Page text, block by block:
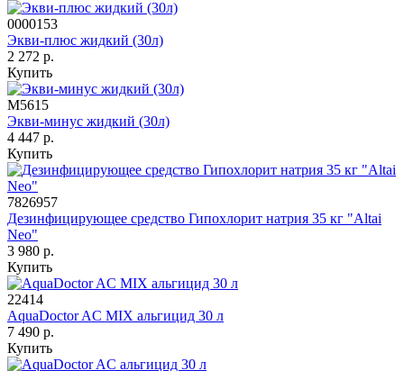
0000153
Экви-плюс жидкий (30л)
2 272 р.
Купить
М5615
Экви-минус жидкий (30л)
4 447 р.
Купить
7826957
Дезинфицирующее средство Гипохлорит натрия 35 кг "Altai
Neo"
3 980 р.
Купить
22414
AquaDoctor AС MIX альгицид 30 л
7 490 р.
Купить